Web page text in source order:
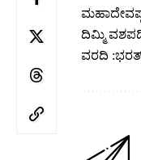
ದಿಮ್ಮಿ
ವರದಿ